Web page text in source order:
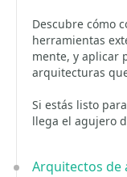
Descubre cómo
herramientas
mente, y aplicar
arquitecturas
Si estás listo
llega el agujero
Arquitectos de